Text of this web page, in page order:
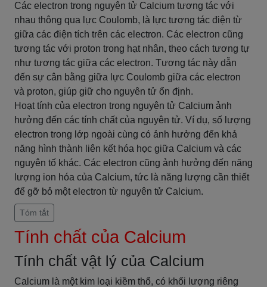
Các electron trong nguyên tử Calcium tương tác với
nhau thông qua lực Coulomb, là lực tương tác điện từ
giữa các điện tích trên các electron. Các electron cũng
tương tác với proton trong hạt nhân, theo cách tương tự
như tương tác giữa các electron. Tương tác này dẫn
đến sự cân bằng giữa lực Coulomb giữa các electron
và proton, giúp giữ cho nguyên tử ổn định.
Hoạt tính của electron trong nguyên tử Calcium ảnh
hưởng đến các tính chất của nguyên tử. Ví dụ, số lượng
electron trong lớp ngoài cùng có ảnh hưởng đến khả
năng hình thành liên kết hóa học giữa Calcium và các
nguyên tố khác. Các electron cũng ảnh hưởng đến năng
lượng ion hóa của Calcium, tức là năng lượng cần thiết
để gỡ bỏ một electron từ nguyên tử Calcium.
Tóm tắt
Tính chất của Calcium
Tính chất vật lý của Calcium
Calcium là một kim loại kiềm thổ, có khối lượng riêng